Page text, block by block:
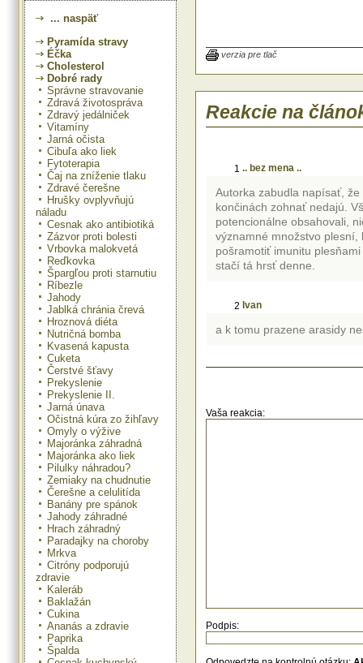
... naspäť
Pyramída stravy
Éčka
Cholesterol
Dobré rady
Správne stravovanie
Zdravá životospráva
Zdravý jedálniček
Vitamíny
Jarná očista
Cibuľa ako liek
Fytoterapia
Čaj na zníženie tlaku
Zdravé čerešne
Hrušky ovplyvňujú
náladu
Cesnak ako antibiotiká
Zázvor proti bolesti
Vrbovka malokvetá
Reďkovka
Špargľou proti starnutiu
Ríbezle
Jahody
Jablká chránia črevá
Hroznová diéta
Nutričná bomba
Kvasená kapusta
Cuketa
Čerstvé šťavy
Prekyslenie
Prekyslenie II.
Jarná únava
Očistná kúra zo žihľavy
Omyly o výžive
Majoránka záhradná
Majoránka ako liek
Pilulky náhradou?
Zemiaky na chudnutie
Čerešne a celulitída
Banány pre spánok
Jahody záhradné
Hrach záhradný
Paradajky na choroby
Mrkva
Citróny podporujú
zdravie
Kaleráb
Baklažán
Cukina
Ananás a zdravie
Paprika
Špalda
verzia pre tlač
Reakcie na
1 .. bez mena ..
Autorka zabudla napísať,
končinách zohnať nedajú.
potencionálne obsahovali,
významné množstvo
pošramotiť imunitu
stačí tá hrsť denne.
2 Ivan
a k tomu prazene arasidy
Vaša reakcia:
Podpis: